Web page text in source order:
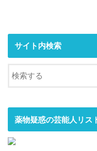
サイト内検索
薬物疑惑の芸能人リス